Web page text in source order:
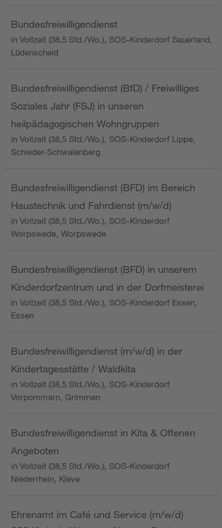
Bundesfreiwilligendienst
in Vollzeit (38,5 Std./Wo.), SOS-Kinderdorf Sauerland,
Lüdenscheid
Bundesfreiwilligendienst (BfD) / Freiwilliges
Soziales Jahr (FSJ) in unseren
heilpädagogischen Wohngruppen
in Vollzeit (38,5 Std./Wo.), SOS-Kinderdorf Lippe,
Schieder-Schwalenberg
Bundesfreiwilligendienst (BFD) im Bereich
Haustechnik und Fahrdienst (m/w/d)
in Vollzeit (38,5 Std./Wo.), SOS-Kinderdorf
Worpswede, Worpswede
Bundesfreiwilligendienst (BFD) in unserem
Kinderdorfzentrum und in der Dorfmeisterei
in Vollzeit (38,5 Std./Wo.), SOS-Kinderdorf Essen,
Essen
Bundesfreiwilligendienst (m/w/d) in der
Kindertagesstätte / Waldkita
in Vollzeit (38,5 Std./Wo.), SOS-Kinderdorf
Vorpommern, Grimmen
Bundesfreiwilligendienst in Kita & Offenen
Angeboten
in Vollzeit (38,5 Std./Wo.), SOS-Kinderdorf
Niederrhein, Kleve
Ehrenamt im Café und Service (m/w/d)